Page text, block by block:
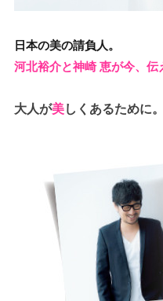
日本の美の請負人。
河北裕介と神崎 恵が今、伝
大人が美しくあるために